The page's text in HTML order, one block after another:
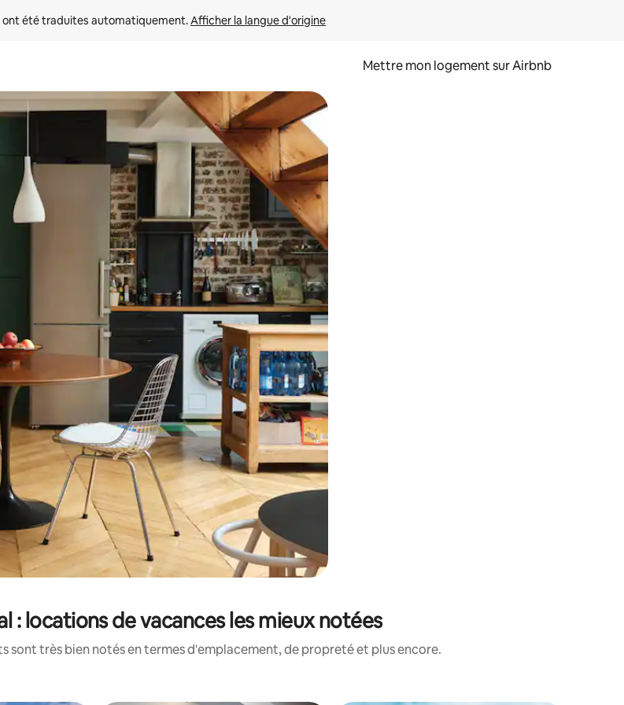
ont été traduites automatiquement. Afficher la langue d'origine
Mettre mon logement sur Airbnb
le bas pour les parcourir ou en appuyant et en faisant glisser.
: locations de vacances les mieux notées
sont très bien notés en termes d'emplacement, de propreté et plus encore.